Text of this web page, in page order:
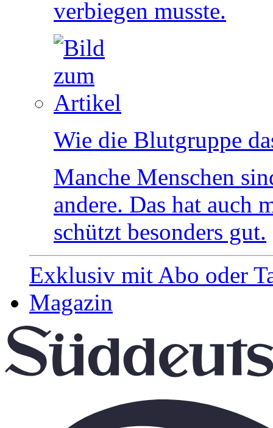
verbiegen musste.
Wie die Blutgruppe
Manche Menschen
andere. Das hat auch
schützt besonders gut.
Exklusiv mit Abo oder
Magazin